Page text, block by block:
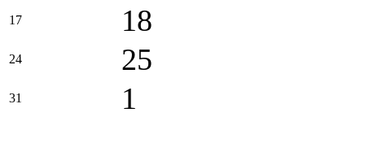
17 18
24 25
31 1